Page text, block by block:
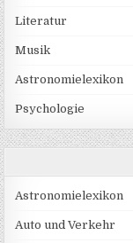
Literatur
Musik
Astronomielexikon
Psychologie
Astronomielexikon
Auto und Verkehr